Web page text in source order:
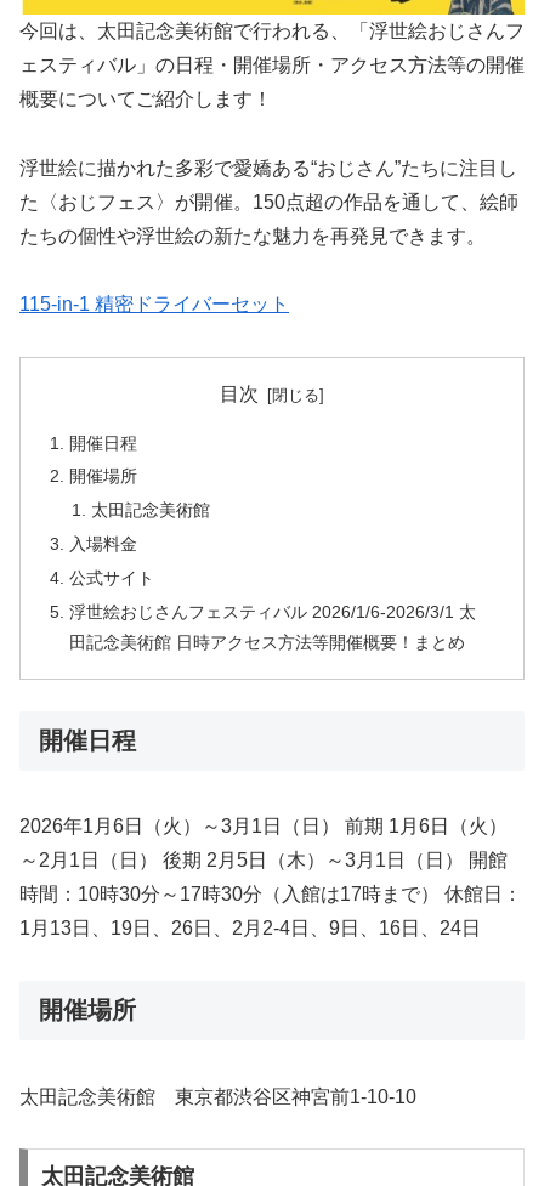
今回は、太田記念美術館で行われる、「浮世絵おじさんフ
ェスティバル」の日程・開催場所・アクセス方法等の開催
概要についてご紹介します！
浮世絵に描かれた多彩で愛嬌ある“おじさん”たちに注目し
た〈おじフェス〉が開催。150点超の作品を通して、絵師
たちの個性や浮世絵の新たな魅力を再発見できます。
115-in-1 精密ドライバーセット
目次
開催日程
開催場所
太田記念美術館
入場料金
公式サイト
浮世絵おじさんフェスティバル 2026/1/6-2026/3/1 太
田記念美術館 日時アクセス方法等開催概要！まとめ
開催日程
2026年1月6日（火）～3月1日（日） 前期 1月6日（火）
～2月1日（日） 後期 2月5日（木）～3月1日（日） 開館
時間：10時30分～17時30分（入館は17時まで） 休館日：
1月13日、19日、26日、2月2-4日、9日、16日、24日
開催場所
太田記念美術館 東京都渋谷区神宮前1-10-10
太田記念美術館